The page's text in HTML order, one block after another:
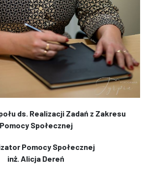
ds. Realizacji Zadań z Zakresu
Pomocy Społecznej
Pomocy Społecznej
inż. Alicja Dereń